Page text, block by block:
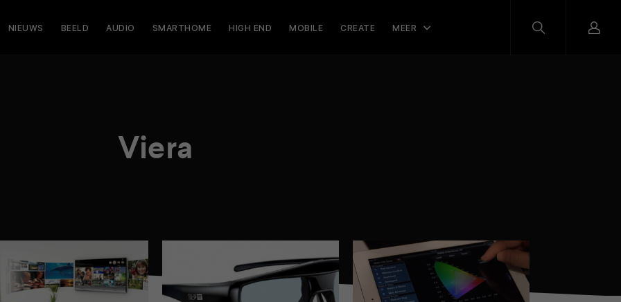
NIEUWS BEELD AUDIO SMARTHOME HIGH END MOBILE CREATE MEER
Viera